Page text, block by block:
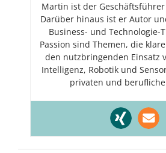
Martin ist der Geschäftsführer
Darüber hinaus ist er Autor
Business- und Technologie-
Passion sind Themen, die
den nutzbringenden Einsatz
Intelligenz, Robotik und
privaten und